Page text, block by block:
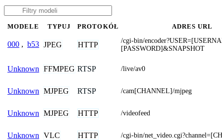
MODELE TYPUJ PROTOKÓŁ ADRES URL
000 , b53 JPEG HTTP
/cgi-bin/
[PASSWORD]&SNAPSHOT
Unknown FFMPEG RTSP /live/av0
Unknown MJPEG RTSP /cam[CHANNEL]/mjpeg
Unknown MJPEG HTTP /videofeed
Unknown VLC HTTP /cgi-bin/